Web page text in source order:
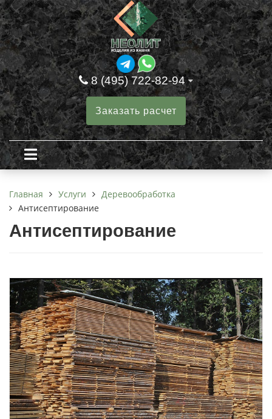
8 (495) 722-82-94
Заказать расчет
Главная Услуги
Деревообработка
Антисептирование
Антисептирование